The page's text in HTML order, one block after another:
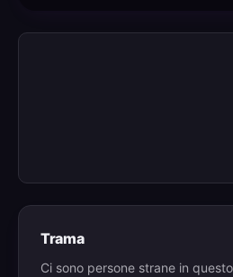
Trama
Ci sono persone strane in